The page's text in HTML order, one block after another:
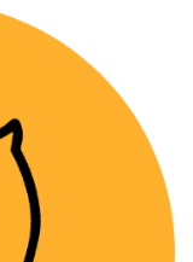
sobre
hasta Los